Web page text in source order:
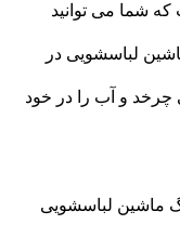
که شما می توانید
لباسشویی در
چرخد و آب را در خود
ماشین لباسشویی